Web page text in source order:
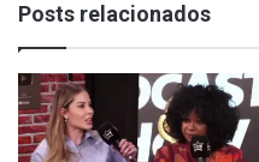
Posts relacionados